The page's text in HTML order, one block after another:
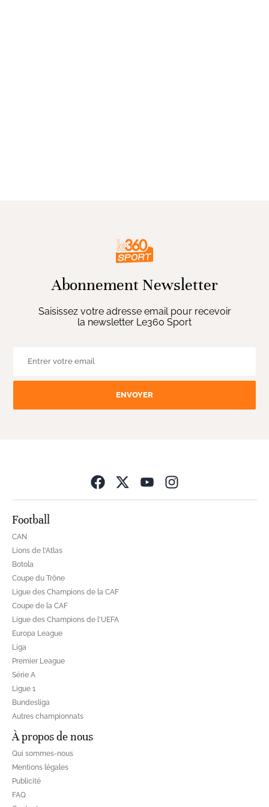
Abonnement Newsletter
Saisissez votre adresse email pour recevoir
la newsletter Le360 Sport
ENVOYER
Football
CAN
Lions de l'Atlas
Botola
Coupe du Trône
Ligue des Champions de la CAF
Coupe de la CAF
Ligue des Champions de l'UEFA
Europa League
Liga
Premier League
Série A
Ligue 1
Bundesliga
Autres championnats
À propos de nous
Qui sommes-nous
Mentions légales
Publicité
FAQ